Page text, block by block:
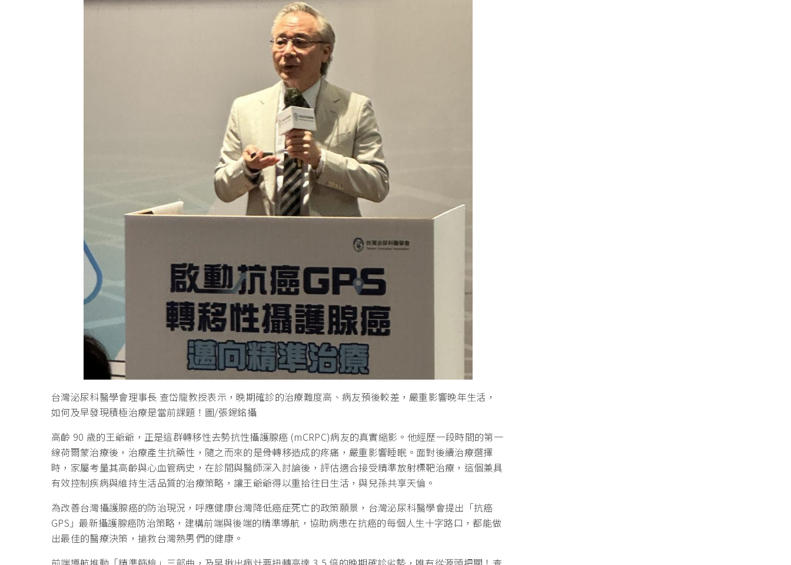
台灣泌尿科醫學會理事長 查岱龍教授表示，晚期確診的治療難度高、病友預後較差，嚴重影響晚年生活，
如何及早發現積極治療是當前課題！圖/張錫銘攝
高齡 90 歲的王爺爺，正是這群轉移性去勢抗性攝護腺癌 (mCRPC)病友的真實縮影。他經歷一段時間的第一
線荷爾蒙治療後，治療產生抗藥性，隨之而來的是骨轉移造成的疼痛，嚴重影響睡眠。面對後續治療選擇
時，家屬考量其高齡與心血管病史，在診間與醫師深入討論後，評估適合接受精準放射標靶治療，這個兼具
有效控制疾病與維持生活品質的治療策略，讓王爺爺得以重拾往日生活，與兒孫共享天倫。
為改善台灣攝護腺癌的防治現況，呼應健康台灣降低癌症死亡的政策願景，台灣泌尿科醫學會提出「抗癌
GPS」最新攝護腺癌防治策略，建構前端與後端的精準導航，協助病患在抗癌的每個人生十字路口，都能做
出最佳的醫療決策，搶救台灣熟男們的健康。